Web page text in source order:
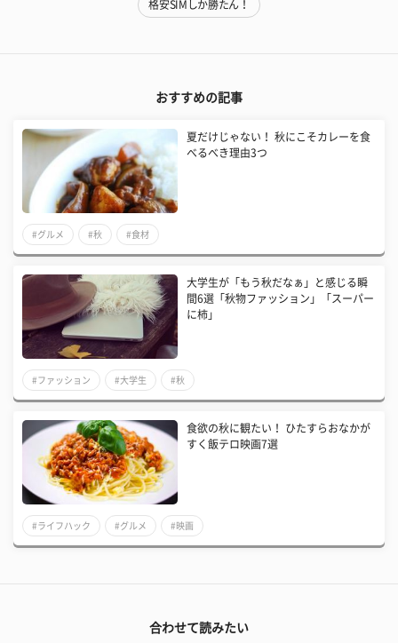
格安SIMしか勝たん！
おすすめの記事
夏だけじゃない！ 秋にこそカレーを食
べるべき理由3つ
#グルメ #秋 #食材
​大学生が「もう秋だなぁ」と感じる瞬
間6選「秋物ファッション」「スーパー
に柿」
#ファッション #大学生 #秋
食欲の秋に観たい！ ひたすらおなかが
すく飯テロ映画7選
#ライフハック #グルメ #映画
合わせて読みたい